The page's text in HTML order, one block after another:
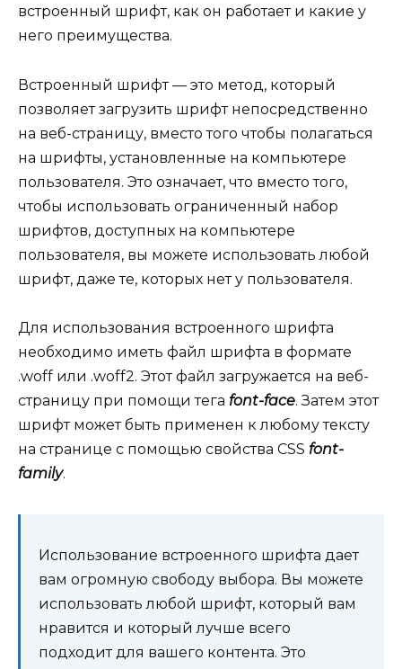
встроенный шрифт, как он работает и какие у
него преимущества.
Встроенный шрифт — это метод, который
позволяет загрузить шрифт непосредственно
на веб-страницу, вместо того чтобы полагаться
на шрифты, установленные на компьютере
пользователя. Это означает, что вместо того,
чтобы использовать ограниченный набор
шрифтов, доступных на компьютере
пользователя, вы можете использовать любой
шрифт, даже те, которых нет у пользователя.
Для использования встроенного шрифта
необходимо иметь файл шрифта в формате
.woff или .woff2. Этот файл загружается на веб-
страницу при помощи тега font-face. Затем этот
шрифт может быть применен к любому тексту
на странице с помощью свойства CSS font-
family.
Использование встроенного шрифта дает
вам огромную свободу выбора. Вы можете
использовать любой шрифт, который вам
нравится и который лучше всего
подходит для вашего контента. Это